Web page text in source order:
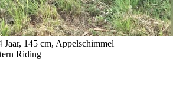
Jaar, 145 cm, Appelschimmel
Riding